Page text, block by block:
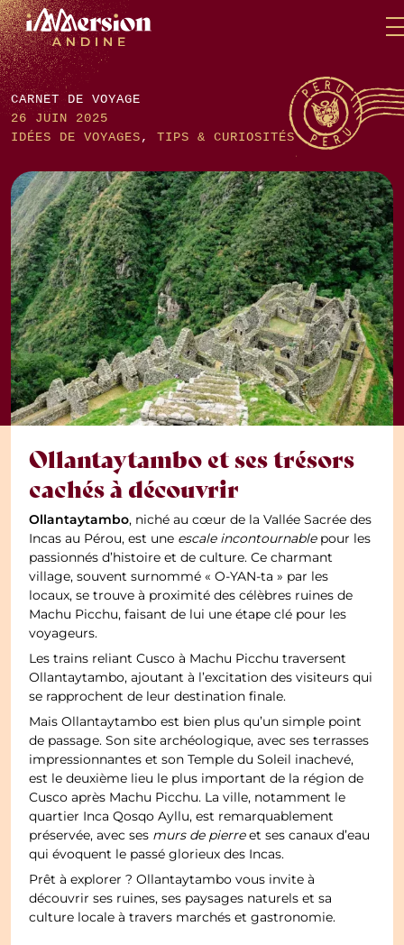
Skip
to
content
CARNET DE VOYAGE
26 JUIN 2025
IDÉES DE VOYAGES, TIPS & CURIOSITÉS
Ollantaytambo et ses trésors
cachés à découvrir
Ollantaytambo, niché au cœur de la Vallée Sacrée des
Incas au Pérou, est une escale incontournablepour les
passionnés d’histoire et de culture. Ce charmant
village, souvent surnommé « O-YAN-ta » par les
locaux, se trouve à proximité des célèbres ruines de
Machu Picchu, faisant de lui une étape clé pour les
voyageurs.
Les trains reliant Cusco à Machu Picchu traversent
Ollantaytambo, ajoutant à l’excitation des visiteurs qui
se rapprochent de leur destination finale.
Mais Ollantaytambo est bien plus qu’un simple point
de passage. Son site archéologique, avec ses terrasses
impressionnantes et son Temple du Soleil inachevé,
est le deuxième lieu le plus important de la région de
Cusco après Machu Picchu. La ville, notamment le
quartier Inca Qosqo Ayllu, est remarquablement
préservée, avec ses murs de pierreet ses canaux d’eau
qui évoquent le passé glorieux des Incas.
Prêt à explorer ? Ollantaytambo vous invite à
découvrir ses ruines, ses paysages naturels et sa
culture locale à travers marchés et gastronomie.
Panneau de gestion des cookies